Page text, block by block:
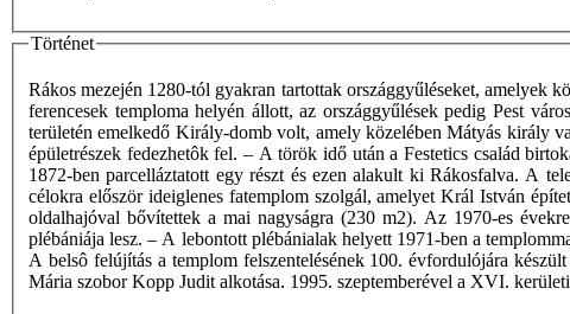
Történet
Rákos mezején 1280-tól gyakran tartottak országgyűléseket, amelyek
ferencesek temploma helyén állott, az országgyűlések pedig Pest
területén emelkedő Király-domb volt, amely közelében Mátyás király
épületrészek fedezhetôk fel. – A török idő után a Festetics család
1872-ben parcelláztatott egy részt és ezen alakult ki Rákosfalva. A
célokra először ideiglenes fatemplom szolgál, amelyet Král István
oldalhajóval bővítettek a mai nagyságra (230 m2). Az 1970-es
plébániája lesz. – A lebontott plébánialak helyett 1971-ben a
A belsô felújítás a templom felszentelésének 100. évfordulójára
Mária szobor Kopp Judit alkotása. 1995. szeptemberével a XVI.